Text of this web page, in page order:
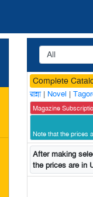
Complete
রান্না| Novel |
Magazine
Note that the prices
After making
the prices are in